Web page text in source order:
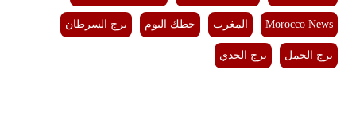
Morocco News المغرب حظك اليوم برج السرطان
برج الحمل برج الجدي